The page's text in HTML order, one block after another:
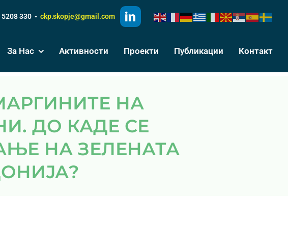
5208 330 ▪ ckp.skopje@gmail.com
За Нас Активности Проекти Публикации Контакт
ДО КАДЕ СЕ
НА ЗЕЛЕНАТА